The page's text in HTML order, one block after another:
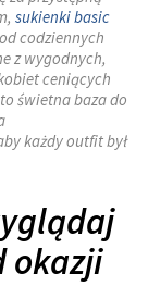
sukienki basic
codziennych
z wygodnych,
ceniących
to świetna baza do
każdy outfit był
okazji